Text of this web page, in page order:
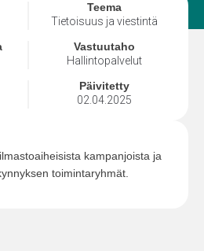
Teema
Tietoisuus ja viestintä
Vastuutaho
Hallintopalvelut
Päivitetty
02.04.2025
kampanjoista ja
toimintaryhmät.